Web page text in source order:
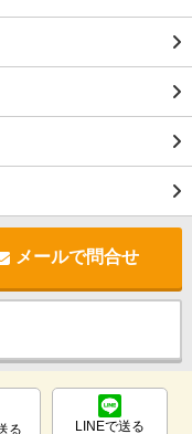
メールで問合せ
る LINEで送る